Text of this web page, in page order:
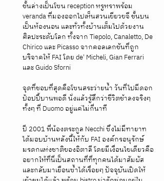
ชั้นล่างเป็นโซน reception หรูหราพร้อม
veranda ที่มองออกไปเห็นสวนเขียวขจี ชั้นบน
เป็นห้องนอน และทั่วทั้งบ้านเต็มไปด้วยงาน
ศิลปะระดับโลก ทั้งจาก Tiepolo, Canaletto, De
Chirico และ Picasso จากคอลเลกชันที่ถูก
บริจาคให้ FAI โดย de' Micheli, Gian Ferrari
และ Guido Sforni
จุดที่ชอบที่สุดคือโซนสระว่ายน้ำ วันที่ไปมีดอก
ป้อปปี้บานพอดี นั่งแล้วรู้สึกว่าชีวิตช้าลงจริงๆ
ทั้งๆ ที่ Duomo อยู่แค่ไม่กี่นาที
ปี 2001 พี่น้องตระกูล Necchi ซึ่งไม่มีทายาท
ได้มอบบ้านหลังนี้ให้กับ FAI องค์กรอนุรักษ์
มรดกแห่งชาติของอิตาลี โดยมีเงื่อนไขเดียวคือ
อยากให้ที่นี่เป็นสถานที่ที่ทุกคนได้มาสัมผัส
และกลับมาเยือนซ้ำได้เรื่อยๆ ปัจจุบันเปิดให้